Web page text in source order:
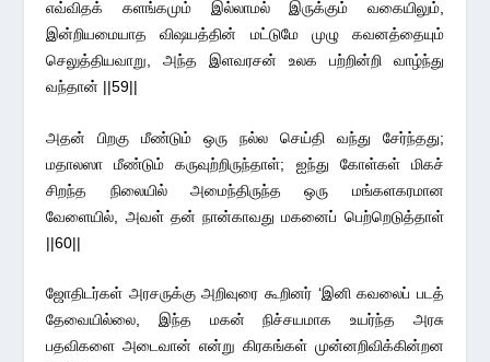
எவ்விதக் களங்கமும் இல்லாமல் இருக்கும் வகையிலும்,
இன்றியமையாத விஷயத்தின் மட்டுமே முழு கவனத்தையும்
செலுத்தியவாறு, அந்த இளவரசன் உலக பற்றின்றி வாழ்ந்து
வந்தான் ||59||
அதன் பிறகு மீண்டும் ஒரு நல்ல செய்தி வந்து சேர்ந்தது;
மதாலஸா மீண்டும் கருவுற்றிருந்தாள்; ஐந்து கோள்கள் மிகச்
சிறந்த நிலையில் அமைந்திருந்த ஒரு மங்களகரமான
வேளையில், அவள் தன் நான்காவது மகனைப் பெற்றெடுத்தாள்
||60||
ஜோதிடர்கள் அரசருக்கு அறிவுரை கூறினர் ‘இனி கவலைப் படத்
தேவையில்லை, இந்த மகன் நிச்சயமாக உயர்ந்த அரசு
பதவிகளை அடைவான் என்று கிரகங்கள் முன்னறிவிக்கின்றன